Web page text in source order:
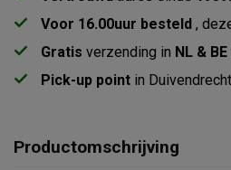
Voor 16.00uur besteld ,
Gratis verzending in NL & BE
Pick-up point in Duivendrecht
Productomschrijving